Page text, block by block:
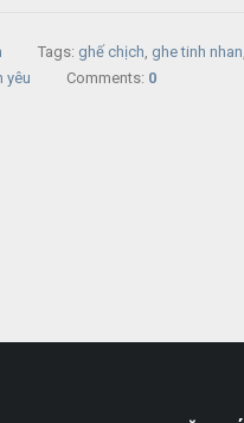
Tags: ghế chịch, ghe tinh nhan
yêu Comments: 0